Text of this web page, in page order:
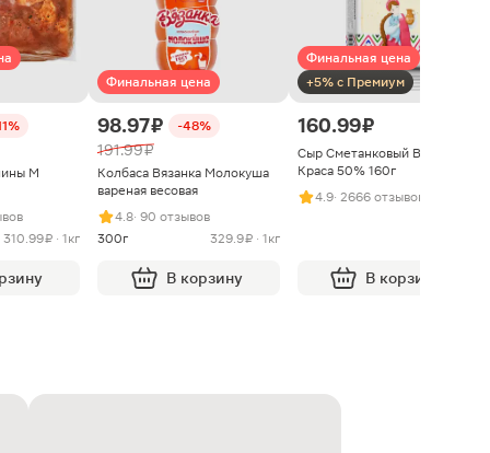
М
310.99 ₽ · 1кг
Финальная цена
98.97 ₽ -48%
191.99 ₽
Колбаса Вязанка Молокуша
вареная весовая
4.8· 90 отзывов
300г
329.9 ₽ · 1кг
В корзину
Финальная цена
+5% с Премиум
160.99 ₽
Сыр Сметанковый Варвара
Краса 50% 160г
4.9· 2666 отзывов
В корзину